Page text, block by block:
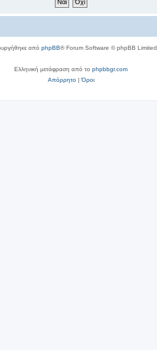
από phpBB® Forum Software © phpBB Limited
Ελληνική μετάφραση από το phpbbgr.com
Απόρρητο|Όροι